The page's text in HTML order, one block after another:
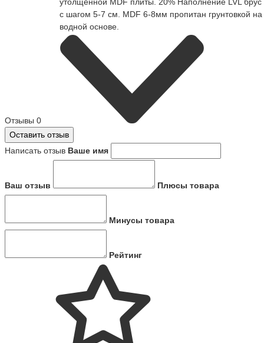
с шагом 5-7 см. MDF 6-8мм пропитан грунтовкой на
водной основе.
Отзывы 0
Оставить отзыв
Написать отзыв Ваше имя
Ваш отзыв Плюсы товара
Минусы товара
Рейтинг